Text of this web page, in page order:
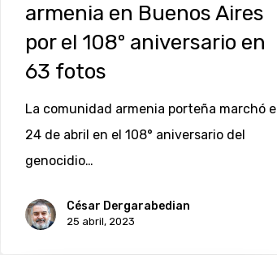
aniversario
fotos
armenia en Buenos Aires
por el 108º aniversario en
63 fotos
La comunidad armenia porteña marchó el
24 de abril en el 108° aniversario del
genocidio…
César Dergarabedian
25 abril, 2023